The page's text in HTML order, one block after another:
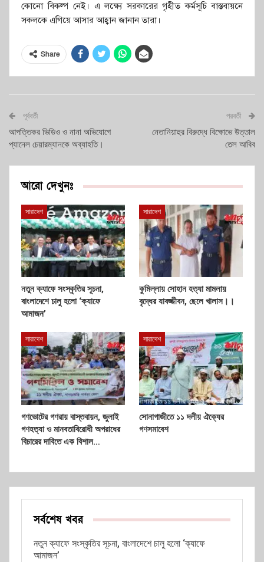
কোনো বিকল্প নেই। এ লক্ষ্যে সরকারের গৃহীত কর্মসূচি বাস্তবায়নে
সকলকে এগিয়ে আসার আহ্বান জানান তারা।
Share
পূর্ববর্তী
আপত্তিকর ভিডিও ও নানা অভিযোগে
প্যানেল চেয়ারম্যানকে অব্যাহতি।
পরবর্তী
নেতানিয়াহুর বিরুদ্ধে বিক্ষোভে উত্তাল
তেল আবিব
আরো দেখুনঃ
সারাদেশ
নতুন ক্যাফে সংস্কৃতির সূচনা,
বাংলাদেশে চালু হলো ‘ক্যাফে
আমাজন’
সারাদেশ
কুমিল্লায় সোহান হত্যা মামলায়
বৃদ্ধের যাবজ্জীবন, ছেলে খালাস।।
সারাদেশ
গণভোটের গণরায় বাস্তবায়ন, জুলাই
গণহত্যা ও মানবতাবিরোধী অপরাধের
বিচারের দাবিতে এক বিশাল…
সারাদেশ
সোনাগাজীতে ১১ দলীয় ঐক্যের
গণসমাবেশ
সর্বশেষ খবর
নতুন ক্যাফে সংস্কৃতির সূচনা, বাংলাদেশে চালু হলো ‘ক্যাফে
আমাজন’